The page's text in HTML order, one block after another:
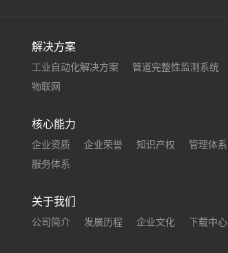
解决方案
工业自动化解决方案 管道完整性监测系统
物联网
核心能力
企业资质 企业荣誉 知识产权 管理体系
服务体系
关于我们
公司简介 发展历程 企业文化 下载中心